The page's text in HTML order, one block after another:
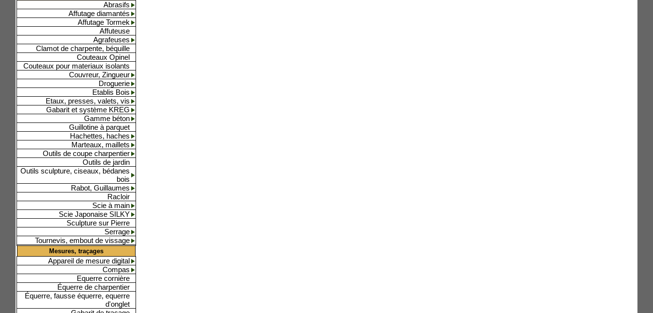
Abrasifs
Affutage diamantés
Affutage Tormek
Affuteuse
Agrafeuses
Clamot de charpente, béquille
Couteaux Opinel
Couteaux pour materiaux isolants
Couvreur, Zingueur
Droguerie
Etablis Bois
Etaux, presses, valets, vis
Gabarit et système KREG
Gamme béton
Guillotine à parquet
Hachettes, haches
Marteaux, maillets
Outils de coupe charpentier
Outils de jardin
Outils sculpture, ciseaux, bédanes
bois
Rabot, Guillaumes
Racloir
Scie à main
Scie Japonaise SILKY
Sculpture sur Pierre
Serrage
Tournevis, embout de vissage
Mesures, traçages
Appareil de mesure digital
Compas
Equerre cornière
Équerre de charpentier
Équerre, fausse équerre, equerre
d'onglet